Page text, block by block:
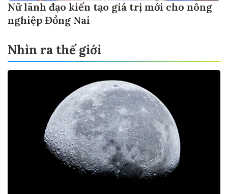
Nữ lãnh đạo kiến tạo giá trị mới cho nông
nghiệp Đồng Nai
Nhìn ra thế giới